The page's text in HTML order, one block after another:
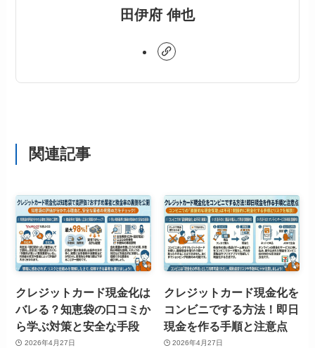
田伊府 伸也
関連記事
クレジットカード現金化は
バレる？知恵袋の口コミか
ら学ぶ対策と安全な手段
2026年4月27日
クレジットカード現金化を
コンビニでする方法！即日
現金を作る手順と注意点
2026年4月27日